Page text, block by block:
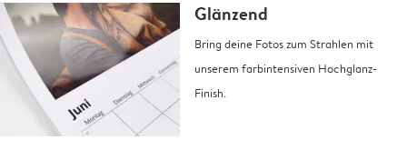
Glänzend
Bring deine Fotos zum Strahlen mit
unserem farbintensiven Hochglanz-
Finish.